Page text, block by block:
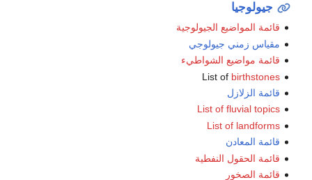
جيولوجيا
قائمة المواضيع الجيولوجية
مقياس زمني جيولوجي
قائمة مواضيع الشواطيء
List of birthstones
قائمة الزلازل
List of fluvial topics
List of landforms
قائمة المعادن
قائمة الحقول النفطية
قائمة الصخور